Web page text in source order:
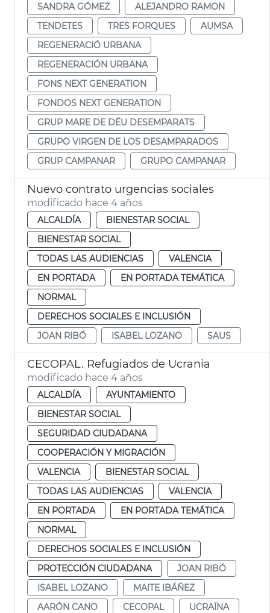
SANDRA GÓMEZ
ALEJANDRO RAMON
TENDETES
TRES FORQUES
AUMSA
REGENERACIÓ URBANA
REGENERACIÓN URBANA
FONS NEXT GENERATION
FONDOS NEXT GENERATION
GRUP MARE DE DÉU DESEMPARATS
GRUPO VIRGEN DE LOS DESAMPARADOS
GRUP CAMPANAR
GRUPO CAMPANAR
Nuevo contrato urgencias sociales
modificado hace 4 años
ALCALDÍA
BIENESTAR SOCIAL
BIENESTAR SOCIAL
TODAS LAS AUDIENCIAS
VALENCIA
EN PORTADA
EN PORTADA TEMÁTICA
NORMAL
DERECHOS SOCIALES E INCLUSIÓN
JOAN RIBÓ
ISABEL LOZANO SAUS
CECOPAL. Refugiados de Ucrania
modificado hace 4 años
ALCALDÍA
AYUNTAMIENTO
BIENESTAR SOCIAL
SEGURIDAD CIUDADANA
COOPERACIÓN Y MIGRACIÓN
VALENCIA
BIENESTAR SOCIAL
TODAS LAS AUDIENCIAS
VALENCIA
EN PORTADA
EN PORTADA TEMÁTICA
NORMAL
DERECHOS SOCIALES E INCLUSIÓN
PROTECCIÓN CIUDADANA
JOAN RIBÓ
ISABEL LOZANO
MAITE IBÁÑEZ
AARÓN CANO
CECOPAL
UCRAÏNA